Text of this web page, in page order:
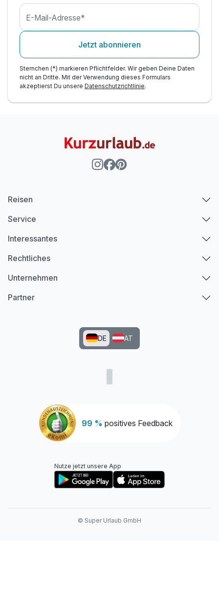
Bad Staffelstein Gästekarte mit 66 zusätzlichen
oder ermäßigten Leistungen über den Kurbeitrag
Kinder unter 7 Jahren dürfen nicht in die
Kinder zwischen 7 und 9 Jahren benötigen für
die Therme ein ärztliches Atte
E-Mail-Adresse*
Jetzt abonnieren
Sternchen (*) markieren Pflichtfelder. Wir geben Deine Daten
nicht an Dritte. Mit der Verwendung dieses Formulars
akzeptierst Du unsere Datenschutzrichtlinie.
99 % positives Feedback
Reisen
Service
Interessantes
Rechtliches
Unternehmen
Partner
DE AT
Nutze jetzt unsere App
© Super Urlaub GmbH